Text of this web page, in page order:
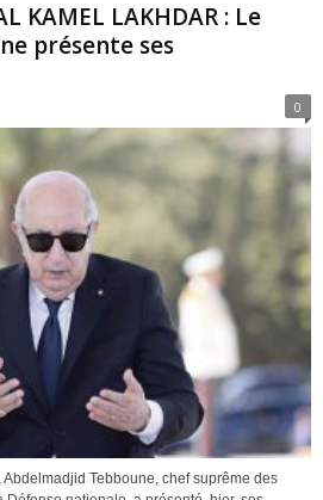
KAMEL LAKHDAR : Le
présente ses
0
Tebboune, chef suprême des